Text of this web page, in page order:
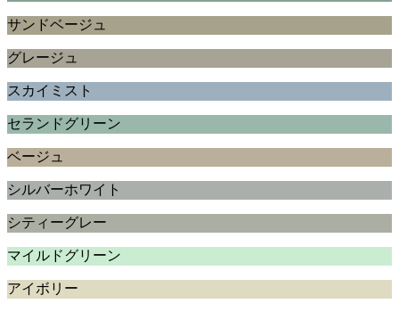
サンドベージュ
グレージュ
スカイミスト
セランドグリーン
ベージュ
シルバーホワイト
シティーグレー
マイルドグリーン
アイボリー